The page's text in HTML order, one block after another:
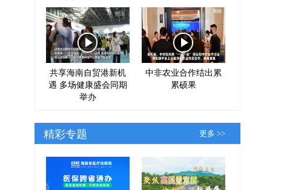
共享海南自贸港新机
遇 多场健康盛会同期
举办
中非农业合作结出累
累硕果
精彩专题 更多 >>